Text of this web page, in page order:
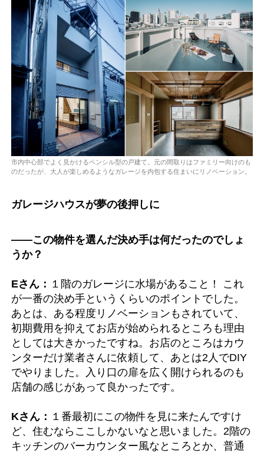
市内中心部でよく見かけるペンシル型の戸建て。元の間取りはファミリー向けのも
のだったが、大人が楽しめるようなガレージを内包する住まいにリノベーション。
ガレージハウスが夢の後押しに
――この物件を選んだ決め手は何だったのでしょ
うか？
Eさん： １階のガレージに水場があること！ これ
が一番の決め手というくらいのポイントでした。
あとは、ある程度リノベーションもされていて、
初期費用を抑えてお店が始められるところも理由
としては大きかったですね。お店のところはカウ
ンターだけ業者さんに依頼して、あとは2人でDIY
でやりました。入り口の扉を広く開けられるのも
店舗の感じがあって良かったです。
Kさん： １番最初にこの物件を見に来たんですけ
ど、住むならここしかないなと思いました。2階の
キッチンのバーカウンター風なところとか、普通